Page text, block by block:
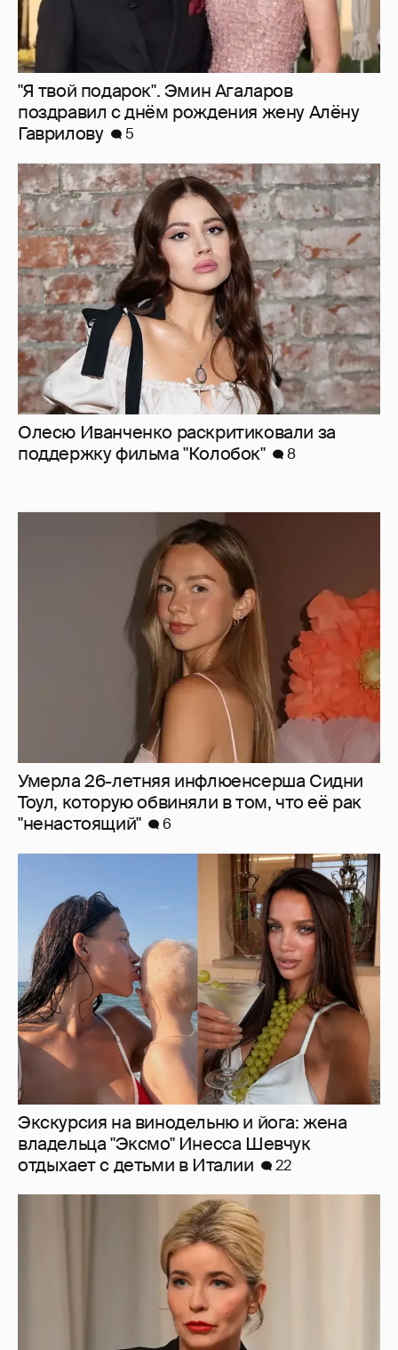
"Я твой подарок". Эмин Агаларов
поздравил с днём рождения жену Алёну
Гаврилову
5
Олесю Иванченко раскритиковали за
поддержку фильма "Колобок"
8
Умерла 26-летняя инфлюенсерша Сидни
Тоул, которую обвиняли в том, что её рак
"ненастоящий"
6
Экскурсия на винодельню и йога: жена
владельца "Эксмо" Инесса Шевчук
отдыхает с детьми в Италии
22